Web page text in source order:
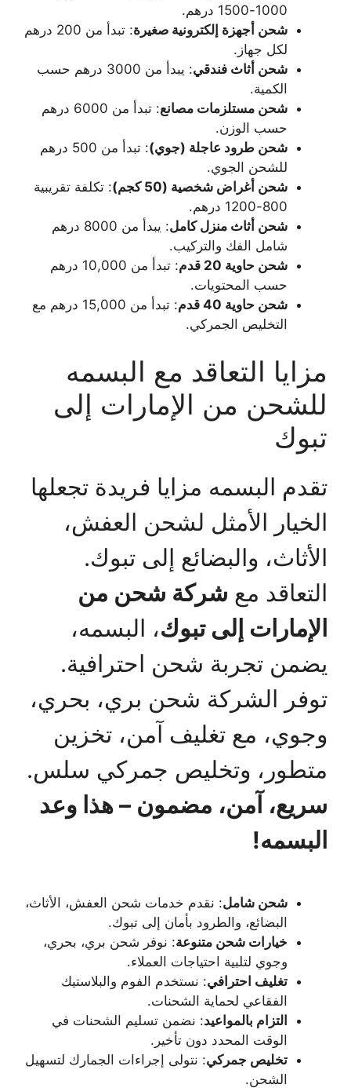
1000-1500 درهم.
شحن أجهزة إلكترونية صغيرة
: تبدأ من 200 درهم
لكل جهاز.
شحن أثاث فندقي
: يبدأ من 3000 درهم حسب
الكمية.
شحن مستلزمات مصانع
: تبدأ من 6000 درهم
حسب الوزن.
شحن طرود عاجلة (جوي)
: تبدأ من 500 درهم
للشحن الجوي.
شحن أغراض شخصية (50 كجم)
: تكلفة تقريبية
800-1200 درهم.
شحن أثاث منزل كامل
: يبدأ من 8000 درهم
شامل الفك والتركيب.
شحن حاوية 20 قدم
: تبدأ من 10,000 درهم
حسب المحتويات.
شحن حاوية 40 قدم
: تبدأ من 15,000 درهم مع
التخليص الجمركي.
مزايا التعاقد مع البسمه
للشحن من الإمارات إلى
تبوك
تقدم البسمه مزايا فريدة تجعلها
الخيار الأمثل لشحن العفش،
الأثاث، والبضائع إلى تبوك.
التعاقد مع شركة شحن من
الإمارات إلى تبوك، البسمه،
يضمن تجربة شحن احترافية.
توفر الشركة شحن بري، بحري،
وجوي، مع تغليف آمن، تخزين
متطور، وتخليص جمركي سلس.
سريع، آمن، مضمون – هذا وعد
البسمه!
شحن شامل: نقدم خدمات شحن العفش، الأثاث،
البضائع، والطرود بأمان إلى تبوك.
خيارات شحن متنوعة: نوفر شحن بري، بحري،
وجوي لتلبية احتياجات العملاء.
تغليف احترافي: نستخدم الفوم والبلاستيك
الفقاعي لحماية الشحنات.
التزام بالمواعيد: نضمن تسليم الشحنات في
الوقت المحدد دون تأخير.
تخليص جمركي: نتولى إجراءات الجمارك لتسهيل
الشحن.